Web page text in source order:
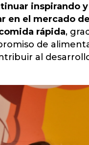
inspirando
en el mercado
rápida,
de
al